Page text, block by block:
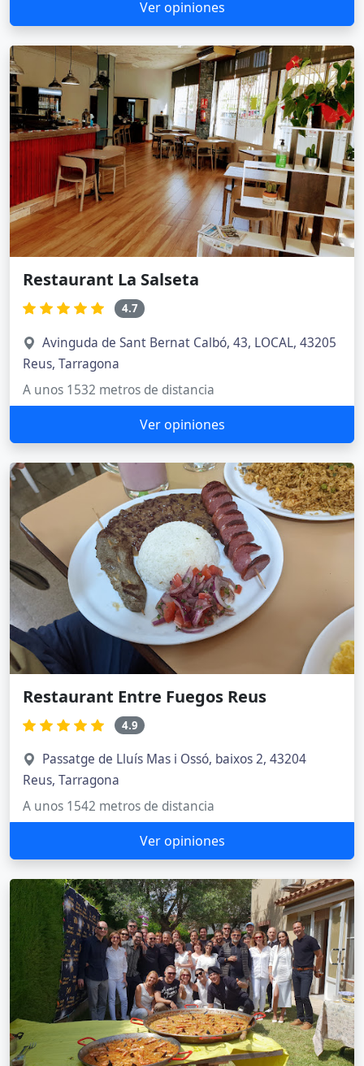
Ver opiniones
Restaurant La Salseta
4.7
Avinguda de Sant Bernat Calbó, 43, LOCAL, 43205
Reus, Tarragona
A unos 1532 metros de distancia
Ver opiniones
Restaurant Entre Fuegos Reus
4.9
Passatge de Lluís Mas i Ossó, baixos 2, 43204
Reus, Tarragona
A unos 1542 metros de distancia
Ver opiniones